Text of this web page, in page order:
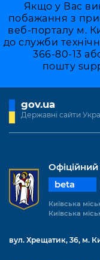
Якщо у Вас
побажання з
веб-порталу м.
до служби
366-80-13
пошту
gov.ua
Державні сайти
beta
Київська
Київська
вул. Хрещатик, 36, м.